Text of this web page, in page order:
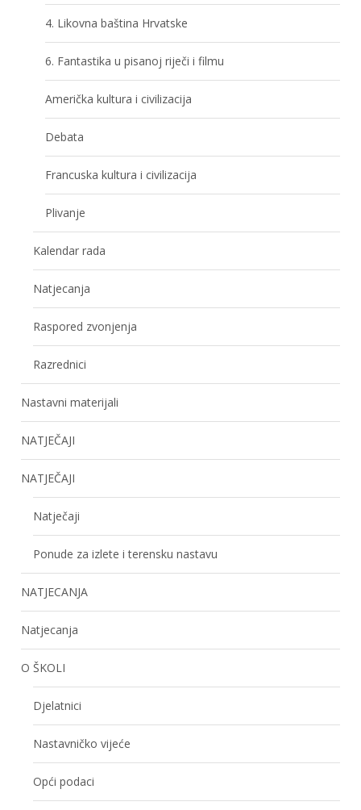
4. Likovna baština Hrvatske
6. Fantastika u pisanoj riječi i filmu
Američka kultura i civilizacija
Debata
Francuska kultura i civilizacija
Plivanje
Kalendar rada
Natjecanja
Raspored zvonjenja
Razrednici
Nastavni materijali
NATJEČAJI
NATJEČAJI
Natječaji
Ponude za izlete i terensku nastavu
NATJECANJA
Natjecanja
O ŠKOLI
Djelatnici
Nastavničko vijeće
Opći podaci